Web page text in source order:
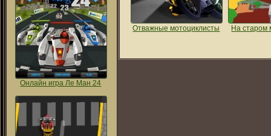
Онлайн игра Ле Ман 24
Отважные мотоциклисты На старом